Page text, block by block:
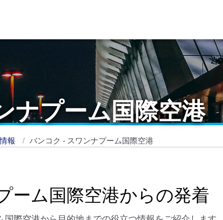
ナプーム国際空港
報 バンコク - スワンナプーム国際空港
ーム国際空港からの発着